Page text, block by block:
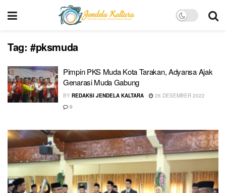
Tag: #pksmuda
Pimpin PKS Muda Kota Tarakan, Adyansa Ajak
Genarasi Muda Gabung
BY REDAKSI JENDELA KALTARA
26 DESEMBER 2022
0